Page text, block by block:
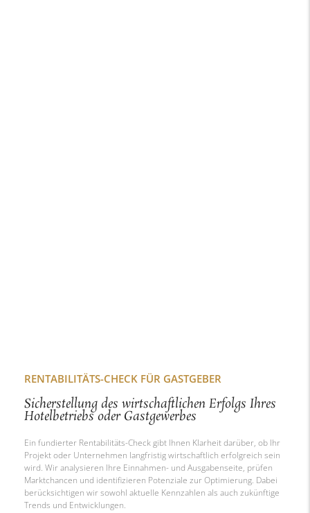
RENTABILITÄTS-CHECK FÜR GASTGEBER
Sicherstellung des wirtschaftlichen Erfolgs Ihres
Hotelbetriebs oder Gastgewerbes
Ein fundierter Rentabilitäts-Check gibt Ihnen Klarheit darüber, ob Ihr
Projekt oder Unternehmen langfristig wirtschaftlich erfolgreich sein
wird. Wir analysieren Ihre Einnahmen- und Ausgabenseite, prüfen
Marktchancen und identifizieren Potenziale zur Optimierung. Dabei
berücksichtigen wir sowohl aktuelle Kennzahlen als auch zukünftige
Trends und Entwicklungen.